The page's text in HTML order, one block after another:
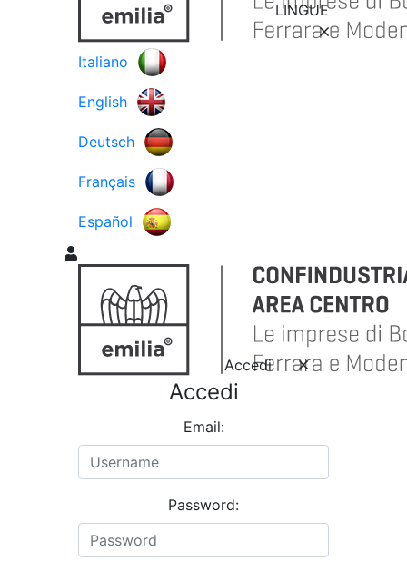
LINGUE
Italiano
English
Deutsch
Français
Español
Accedi
Accedi
Email:
Password: